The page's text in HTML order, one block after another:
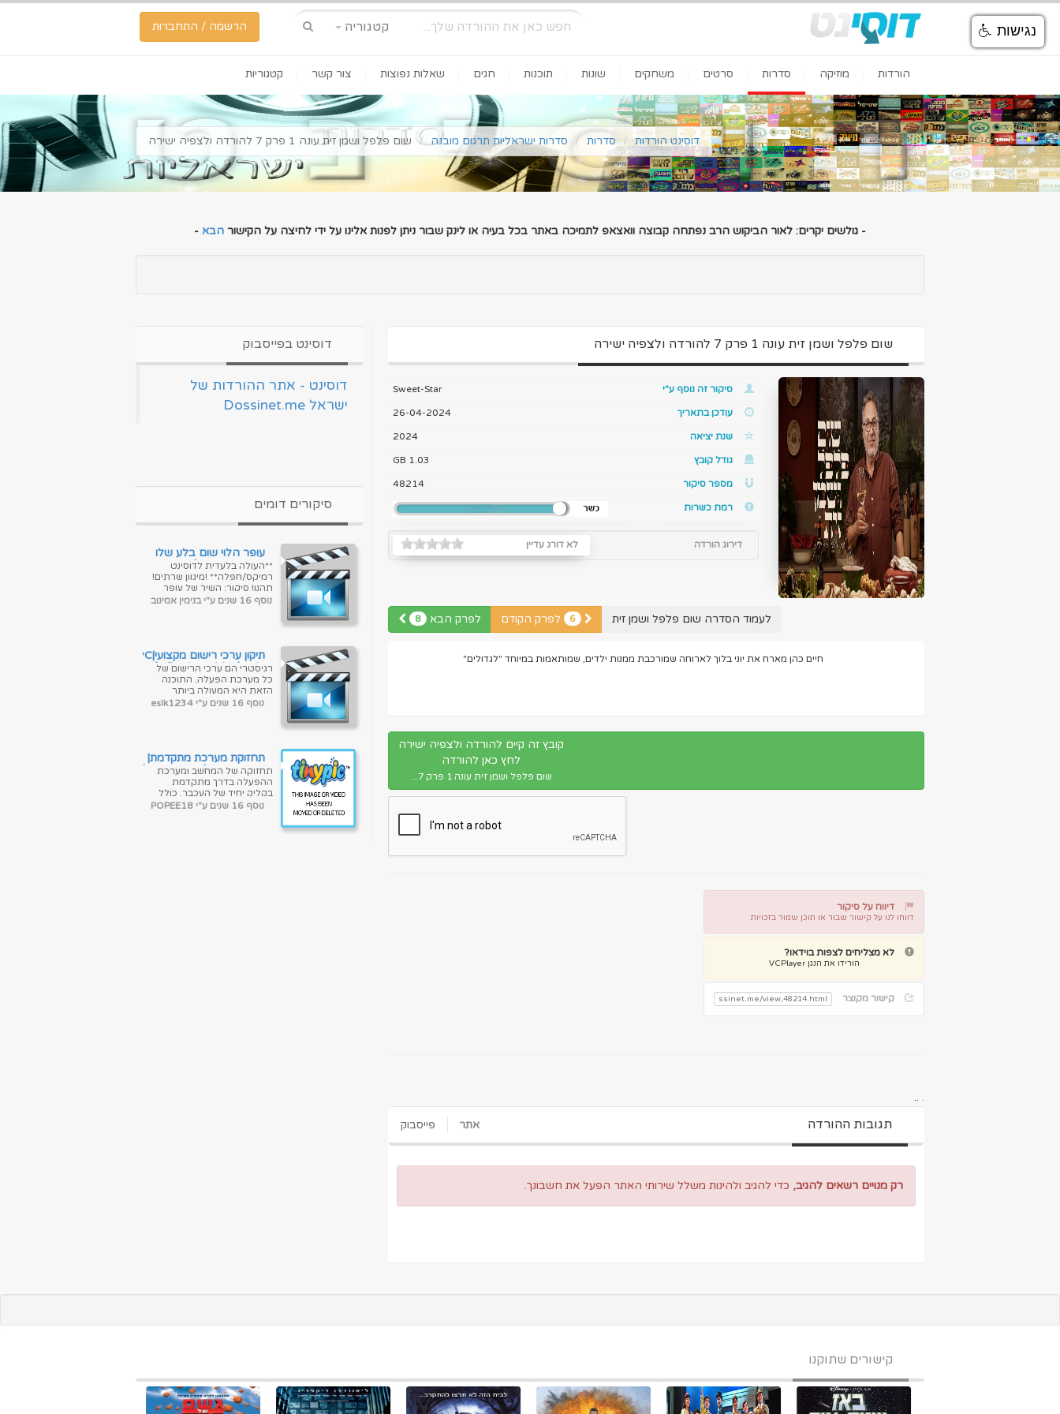
הרשמה / התחברות קטגוריה
הורדות מוזיקה סדרות סרטים משחקים שונות תוכנות חגים שאלות נפוצות צור קשר קטגוריות
דוסינט הורדות סדרות סדרות ישראליות תרגום מובנה שום פלפל ושמן זית עונה 1 פרק 7 להורדה ולצפיה ישירה
- גולשים יקרים: לאור הביקוש הרב נפתחה קבוצה וואצאפ לתמיכה באתר בכל בעיה או לינק שבור ניתן לפנות אלינו על ידי לחיצה על הקישור הבא -
שום פלפל ושמן זית עונה 1 פרק 7 להורדה ולצפיה ישירה
סיקור זה נוסף ע"י Sweet-Star
עודכן בתאריך 26-04-2024
שנת יציאה 2024
גודל קובץ 1.03 GB
מספר סיקור 48214
רמת כשרות
לא דורג עדיין דירוג הורדה
לפרק הבא 8 6 לפרק הקודם לעמוד הסדרה שום פלפל ושמן זית
חיים כהן מארח את יוני בלוך לארוחה שמורכבת ממנות ילדים, שמותאמות במיוחד "לגדולים"
קובץ זה קיים להורדה ולצפיה ישירה
לחץ כאן להורדה
שום פלפל ושמן זית עונה 1 פרק 7...
דיווח על סיקור
דווחו לנו על קישור שבור או תוכן שמור בזכויות
דיווח על קישור שבור
דיווח על תוכן מפר זכויות
לא מצליחים לצפות בוידאו?
הורידו את הנגן VCPlayer
קישור מקוצר
.
תגובות ההורדה אתר פייסבוק
רק מנויים רשאים להגיב, כדי להגיב ולהינות משלל שירותי האתר הפעל את חשבונך.
..
דוסינט בפייסבוק
‏דוסינט - אתר ההורדות של
ישראל Dossinet.me‏
סיקורים דומים
עופר הלוי שום בלע שלו
רמיקס אדיר בלעדי ברשת
(חובה)
**העולה בלעדית לדוסינט
רמיקס/חפלה** !מיגוון שרתים!
תהנו! סיקור: השיר של עופר
הלוי בחידוש מפציץ שאין כמהו!
נוסף 16 שנים ע"י בנימין אמינוב
תיקון ערכי רישום מקצועי|PC
Tools Registry Mechanic
10.0.0.126
רגיסטרי הם ערכי הרישום של
כל מערכת הפעלה. התוכנה
הזאת היא המעולה ביותר
מסוגה לניקוי ערכי הרישום
נוסף 16 שנים ע"י eslk1234
תחזוקת מערכת מתקדמת|
גרסה חדשה|רישום והפעלה
אוטומטיים
תחזוקה של המחשב ומערכת
ההפעלה בדרך מתקדמת
בקליק יחיד של העכבר, כולל
ממשק בעברית. כדי להפוך את
נוסף 16 שנים ע"י POPEE18
קישורים שתוקנו
נגישות